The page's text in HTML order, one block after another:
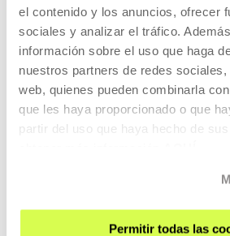
el contenido y los anuncios, ofrecer
sociales y analizar el tráfico.
información sobre el uso que haga
nuestros partners de redes
web, quienes pueden combinarla
que les haya proporcionado o que
partir del uso que haya hecho de
Permitir todas las
NOLA ETORRI
BISITA GIDATUAK
OSTATUA
IRISGARRITASUNA
ARAUAK
BIDALI ZURE PROPOSAMENA